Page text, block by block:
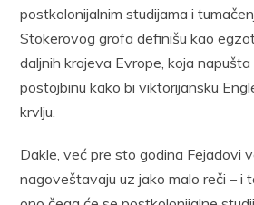
postkolonijalnim studijama i
Stokerovog grofa definišu kao
daljnih krajeva Evrope, koja
postojbinu kako bi viktorijansku
krvlju.
Dakle, već pre sto godina Fejadovi
nagoveštavaju uz jako malo reči – i